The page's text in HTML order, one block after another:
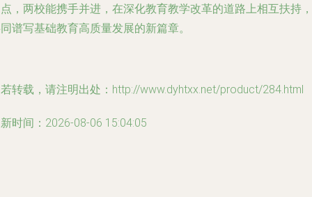
，两校能携手并进，在深化教育教学改革的道路上相互扶持，
谱写基础教育高质量发展的新篇章。
转载，请注明出处：http://www.dyhtxx.net/product/284.html
时间：2026-08-06 15:04:05